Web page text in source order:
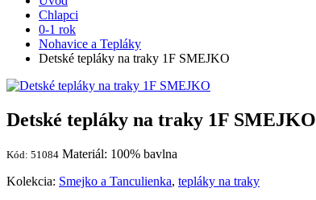
Chlapci
0-1 rok
Nohavice a Tepláky
Detské tepláky na traky 1F SMEJKO
Detské tepláky na traky 1F SMEJKO
Kód: 51084 Materiál: 100% bavlna
Kolekcia: Smejko a Tanculienka, tepláky na traky